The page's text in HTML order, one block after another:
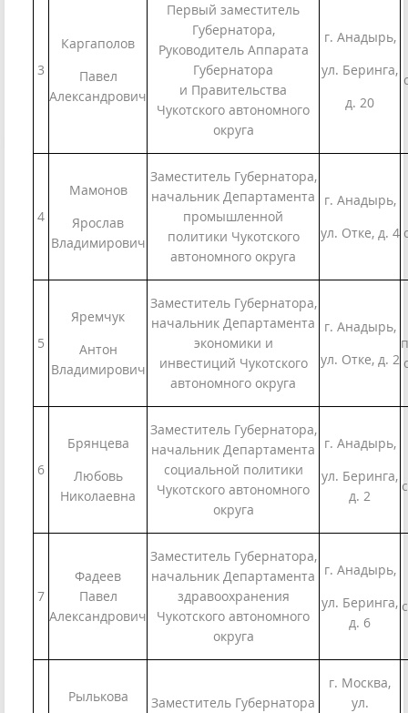
3
Каргаполов
Павел
Александрович
Первый заместитель
Губернатора,
Руководитель Аппарата
Губернатора
и Правительства
Чукотского автономного
округа
г. Анадырь,
ул. Беринга,
д. 20
4
Мамонов
Ярослав
Владимирович
Заместитель Губернатора,
начальник Департамента
промышленной
политики Чукотского
автономного округа
г. Анадырь,
ул. Отке, д. 4
5
Яремчук
Антон
Владимирович
Заместитель Губернатора,
начальник Департамента
экономики и
инвестиций Чукотского
автономного округа
г. Анадырь,
ул. Отке, д. 2
6
Брянцева
Любовь
Николаевна
Заместитель Губернатора,
начальник Департамента
социальной политики
Чукотского автономного
округа
г. Анадырь,
ул. Беринга,
д. 2
7
Фадеев
Павел
Александрович
Заместитель Губернатора,
начальник Департамента
здравоохранения
Чукотского автономного
округа
г. Анадырь,
ул. Беринга,
д. 6
Рылькова
Заместитель Губернатора
г. Москва,
ул.